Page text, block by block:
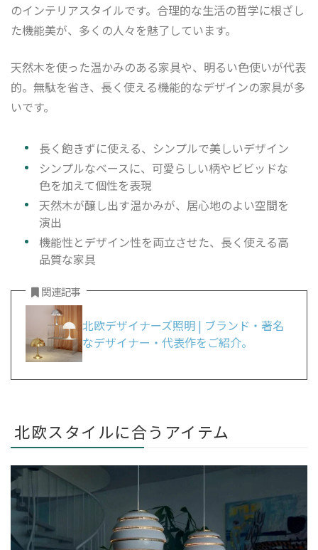
のインテリアスタイルです。合理的な生活の哲学に根ざし
た機能美が、多くの人々を魅了しています。
天然木を使った温かみのある家具や、明るい色使いが代表
的。無駄を省き、長く使える機能的なデザインの家具が多
いです。
長く飽きずに使える、シンプルで美しいデザイン
シンプルなベースに、可愛らしい柄やビビッドな
色を加えて個性を表現
天然木が醸し出す温かみが、居心地のよい空間を
演出
機能性とデザイン性を両立させた、長く使える高
品質な家具
関連記事
北欧デザイナーズ照明 | ブランド・著名
なデザイナー・代表作をご紹介。
北欧スタイルに合うアイテム